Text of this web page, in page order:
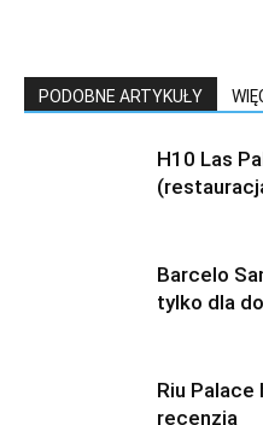
PODOBNE ARTYKUŁY
H10 Las
Barcelo
tylko dla
Riu
recenzja